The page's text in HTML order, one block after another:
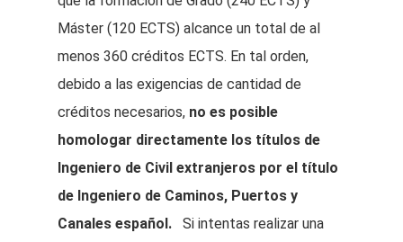
Máster (120 ECTS) alcance un total de al
menos 360 créditos ECTS. En tal orden,
debido a las exigencias de cantidad de
créditos necesarios, no es posible
homologar directamente los títulos de
Ingeniero de Civil extranjeros por el título
de Ingeniero de Caminos, Puertos y
Canales español. Si intentas realizar una